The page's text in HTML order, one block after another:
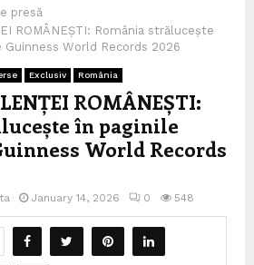
presă
ROMÂNEȘTI: România strălucește
Guinness World Records 2026
Exclusiv România
ROMÂNEȘTI:
în paginile
World Records
January 14, 2026 0 548